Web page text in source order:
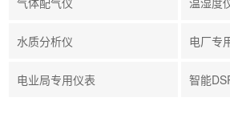
水质分析仪 电厂专
电业局专用仪表 智能